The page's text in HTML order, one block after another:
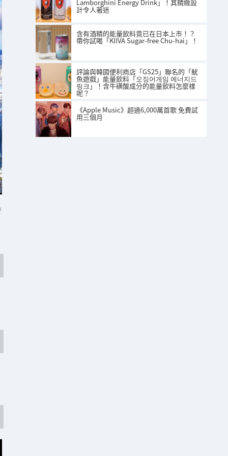
Lamborghini Energy Drink」！其精緻設
計令人著迷
含有酒精的能量飲料竟已在日本上市！？
帶你試喝「KIIVA Sugar-free Chu-hai」！
評論與韓國便利商店「GS25」聯名的「魷
魚遊戲」能量飲料「오징어게임 에너지드
링크」！含牛磺酸成分的能量飲料怎麼樣
呢？
《Apple Music》超過6,000萬首歌 免費試
用三個月